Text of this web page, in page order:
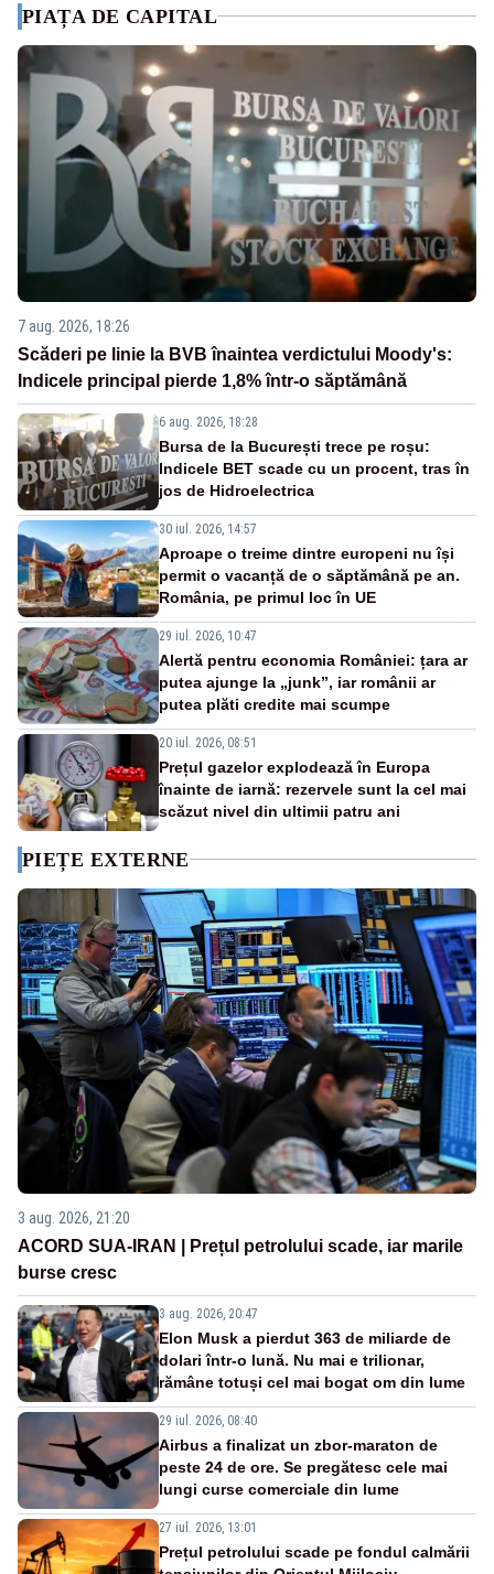
PIAȚA DE CAPITAL
7 aug. 2026, 18:26
Scăderi pe linie la BVB înaintea verdictului Moody's:
Indicele principal pierde 1,8% într-o săptămână
6 aug. 2026, 18:28
Bursa de la București trece pe roșu:
Indicele BET scade cu un procent, tras în
jos de Hidroelectrica
30 iul. 2026, 14:57
Aproape o treime dintre europeni nu își
permit o vacanță de o săptămână pe an.
România, pe primul loc în UE
29 iul. 2026, 10:47
Alertă pentru economia României: țara ar
putea ajunge la „junk”, iar românii ar
putea plăti credite mai scumpe
20 iul. 2026, 08:51
Prețul gazelor explodează în Europa
înainte de iarnă: rezervele sunt la cel mai
scăzut nivel din ultimii patru ani
PIEȚE EXTERNE
3 aug. 2026, 21:20
ACORD SUA-IRAN | Prețul petrolului scade, iar marile
burse cresc
3 aug. 2026, 20:47
Elon Musk a pierdut 363 de miliarde de
dolari într-o lună. Nu mai e trilionar,
rămâne totuși cel mai bogat om din lume
29 iul. 2026, 08:40
Airbus a finalizat un zbor-maraton de
peste 24 de ore. Se pregătesc cele mai
lungi curse comerciale din lume
27 iul. 2026, 13:01
Prețul petrolului scade pe fondul calmării